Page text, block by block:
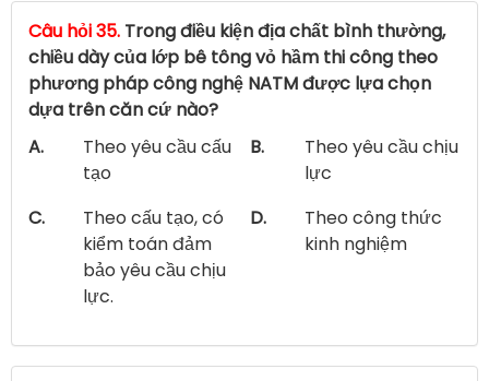
Câu hỏi 35. Trong điều kiện địa chất bình thường,
chiều dày của lớp bê tông vỏ hầm thi công theo
phương pháp công nghệ NATM được lựa chọn
dựa trên căn cứ nào?
A.
Theo yêu cầu cấu
tạo
B.
Theo yêu cầu chịu
lực
C.
Theo cấu tạo, có
kiểm toán đảm
bảo yêu cầu chịu
lực.
D.
Theo công thức
kinh nghiệm